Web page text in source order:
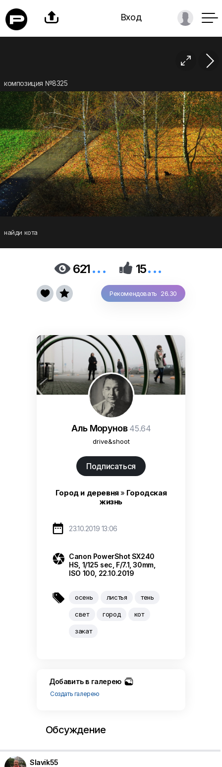
 Вход

композиция №8325
найди кота
 621...  15...
Рекомендовать 26.30
 
Аль Морунов 45.64
drive&shoot
Подписаться
Город и деревня» Городская
жизнь
 23.10.2019 13:06
 Canon PowerShot SX240
HS, 1/125 sec, F/7.1, 30mm,
ISO 100, 22.10.2019
 осень листья тень
свет город кот
закат
Добавить в галерею
Создать галерею
Обсуждение
Slavik55